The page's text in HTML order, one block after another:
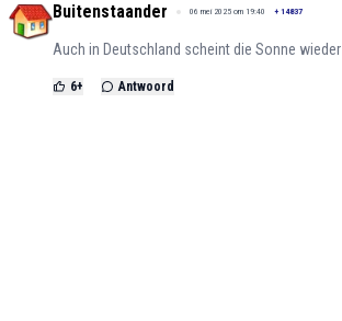
Buitenstaander 06 mei 2025 om 19:40 + 14837
Auch in Deutschland scheint die Sonne wieder
6+ Antwoord